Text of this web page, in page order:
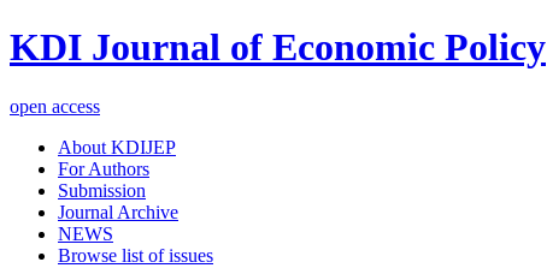
KDI Journal of Economic Policy
open access
About KDIJEP
For Authors
Submission
Journal Archive
NEWS
Browse list of issues